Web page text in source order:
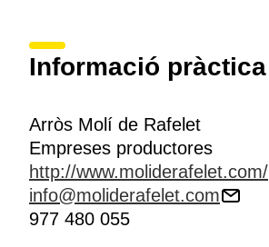
Informació pràctica
Arròs Molí de Rafelet
Empreses productores
http://www.moliderafelet.com/
info@moliderafelet.com
977 480 055